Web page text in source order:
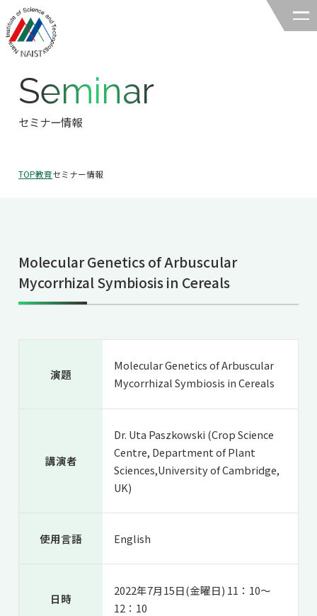
奈良先端科学技術大学院大学
領域の概要・特色
領域賞の紹介
研究室一覧
教員一覧
NAIST Edge BIO
教育TOP
研究室への配属
5年一貫コースの
国際化教育プログラム
国際バイオゼミナール
サマーキャンプ
海外ラボインターンシップ
国際学生ワークショップ
キャリア
就職実績
卒業生の声
研究＆授業
イベント
アクセス
お問い
領域棟
学内限定 ENGLISH
受験生の方へ
在学生の方へ
教職員の方へ
企業・研究者の方へ
Seminar
セミナー情報
TOP教育セミナー情報
Molecular Genetics of Arbuscular
Mycorrhizal Symbiosis in Cereals
演題
Molecular Genetics of Arbuscular
Mycorrhizal Symbiosis in Cereals
講演者
Dr. Uta Paszkowski (Crop Science
Centre, Department of Plant
Sciences,University of Cambridge,
UK)
使用言語 English
日時
2022年7月15日(金曜日) 11：10～
12：10